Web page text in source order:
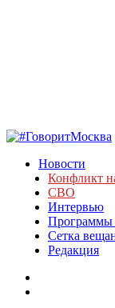
Новости
Конфликт
СВО
Интервью
Программы
Сетка
Редакция